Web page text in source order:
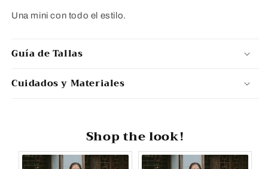
Una mini con todo el estilo.
Guía de Tallas
Cuidados y Materiales
Shop the look!